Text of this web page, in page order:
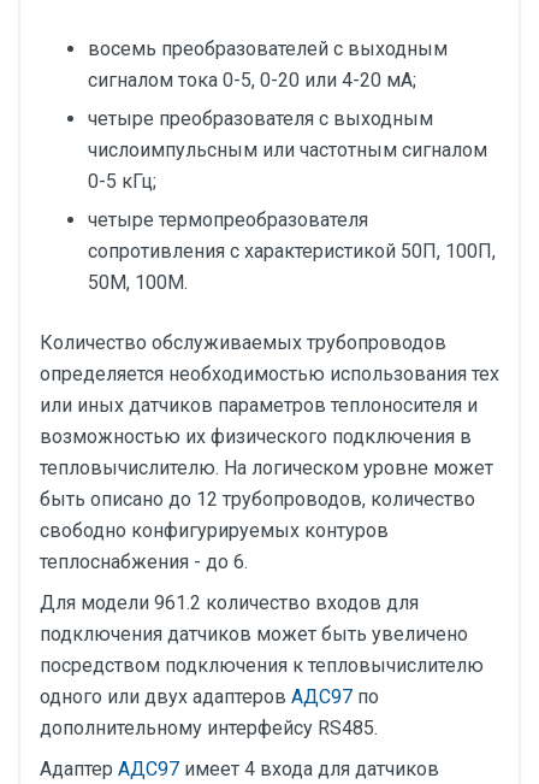
восемь преобразователей с выходным
сигналом тока 0-5, 0-20 или 4-20 мА;
четыре преобразователя с выходным
числоимпульсным или частотным сигналом
0-5 кГц;
четыре термопреобразователя
сопротивления с характеристикой 50П, 100П,
50М, 100М.
Количество обслуживаемых трубопроводов
определяется необходимостью использования тех
или иных датчиков параметров теплоносителя и
возможностью их физического подключения в
тепловычислителю. На логическом уровне может
быть описано до 12 трубопроводов, количество
свободно конфигурируемых контуров
теплоснабжения - до 6.
Для модели 961.2 количество входов для
подключения датчиков может быть увеличено
посредством подключения к тепловычислителю
одного или двух адаптеров АДС97 по
дополнительному интерфейсу RS485.
Адаптер АДС97 имеет 4 входа для датчиков